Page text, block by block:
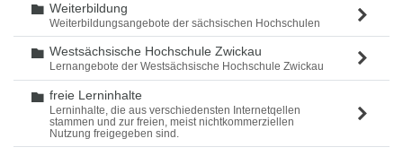
Ordner
Weiterbildung
Weiterbildungsangebote der sächsischen Hochschulen
Ordner
Westsächsische Hochschule Zwickau
Lernangebote der Westsächsische Hochschule Zwickau
Ordner
freie Lerninhalte
Lerninhalte, die aus verschiedensten Internetqellen
stammen und zur freien, meist nichtkommerziellen
Nutzung freigegeben sind.